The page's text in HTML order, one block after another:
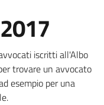
iscritti all'Albo
trovare un avvocato
esempio per una